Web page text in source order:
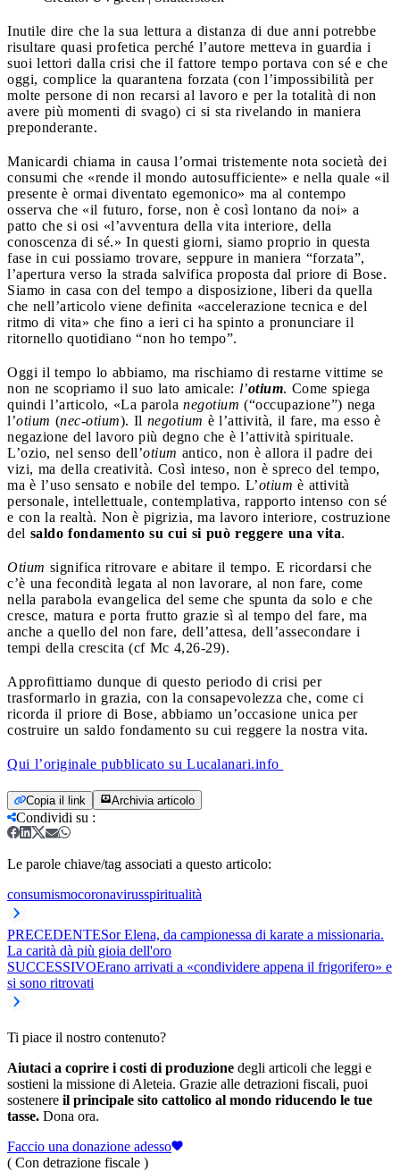
Inutile dire che la sua lettura a distanza di due anni potrebbe
risultare quasi profetica perché l’autore metteva in guardia i
suoi lettori dalla crisi che il fattore tempo portava con sé e che
oggi, complice la quarantena forzata (con l’impossibilità per
molte persone di non recarsi al lavoro e per la totalità di non
avere più momenti di svago) ci si sta rivelando in maniera
preponderante.
Manicardi chiama in causa l’ormai tristemente nota società dei
consumi che «rende il mondo autosufficiente» e nella quale «il
presente è ormai diventato egemonico» ma al contempo
osserva che «il futuro, forse, non è così lontano da noi» a
patto che si osi «l’avventura della vita interiore, della
conoscenza di sé.» In questi giorni, siamo proprio in questa
fase in cui possiamo trovare, seppure in maniera “forzata”,
l’apertura verso la strada salvifica proposta dal priore di Bose.
Siamo in casa con del tempo a disposizione, liberi da quella
che nell’articolo viene definita «accelerazione tecnica e del
ritmo di vita» che fino a ieri ci ha spinto a pronunciare il
ritornello quotidiano “non ho tempo”.
Oggi il tempo lo abbiamo, ma rischiamo di restarne vittime se
non ne scopriamo il suo lato amicale: l’otium. Come spiega
quindi l’articolo, «La parola negotium (“occupazione”) nega
l’otium (nec-otium). Il negotium è l’attività, il fare, ma esso è
negazione del lavoro più degno che è l’attività spirituale.
L’ozio, nel senso dell’otium antico, non è allora il padre dei
vizi, ma della creatività. Così inteso, non è spreco del tempo,
ma è l’uso sensato e nobile del tempo. L’otium è attività
personale, intellettuale, contemplativa, rapporto intenso con sé
e con la realtà. Non è pigrizia, ma lavoro interiore, costruzione
del saldo fondamento su cui si può reggere una vita.
Otium significa ritrovare e abitare il tempo. E ricordarsi che
c’è una fecondità legata al non lavorare, al non fare, come
nella parabola evangelica del seme che spunta da solo e che
cresce, matura e porta frutto grazie sì al tempo del fare, ma
anche a quello del non fare, dell’attesa, dell’assecondare i
tempi della crescita (cf Mc 4,26-29).
Approfittiamo dunque di questo periodo di crisi per
trasformarlo in grazia, con la consapevolezza che, come ci
ricorda il priore di Bose, abbiamo un’occasione unica per
costruire un saldo fondamento su cui reggere la nostra vita.
Qui l’originale pubblicato su Lucalanari.info
Copia il link Archivia articolo
Condividi su :
Le parole chiave/tag associati a questo articolo:
consumismocoronavirusspiritualità
PRECEDENTESor Elena, da campionessa di karate a missionaria.
La carità dà più gioia dell'oro
SUCCESSIVOErano arrivati a «condividere appena il frigorifero» e
si sono ritrovati
Ti piace il nostro contenuto?
Aiutaci a coprire i costi di produzione degli articoli che leggi e
sostieni la missione di Aleteia. Grazie alle detrazioni fiscali, puoi
sostenere il principale sito cattolico al mondo riducendo le tue
tasse. Dona ora.
Faccio una donazione adesso
( Con detrazione fiscale )